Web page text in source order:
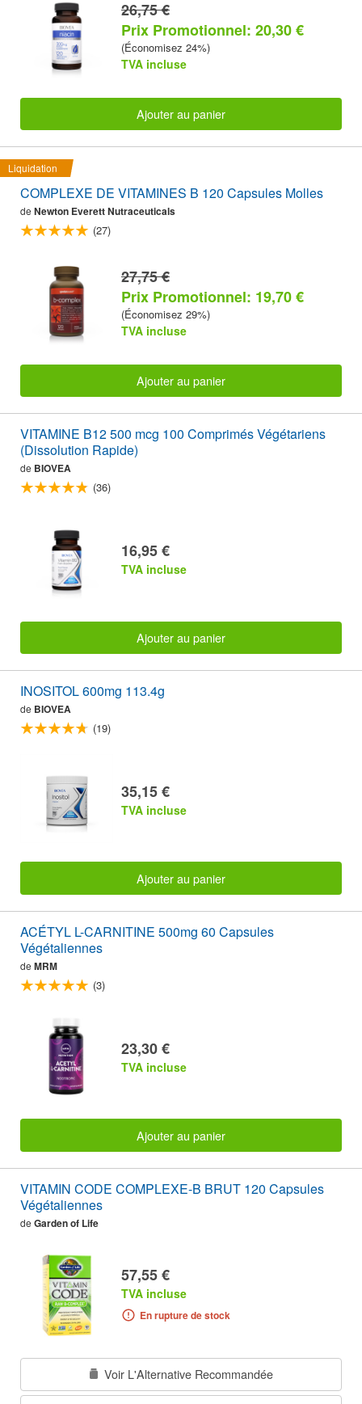
26,75 €
Prix Promotionnel: 20,30 €
(Économisez 24%)
TVA incluse
Ajouter au panier
Liquidation
COMPLEXE DE VITAMINES B 120 Capsules Molles
de Newton Everett Nutraceuticals
(27)
27,75 €
Prix Promotionnel: 19,70 €
(Économisez 29%)
TVA incluse
Ajouter au panier
VITAMINE B12 500 mcg 100 Comprimés Végétariens
(Dissolution Rapide)
de BIOVEA
(36)
16,95 €
TVA incluse
Ajouter au panier
INOSITOL 600mg 113.4g
de BIOVEA
(19)
35,15 €
TVA incluse
Ajouter au panier
ACÉTYL L-CARNITINE 500mg 60 Capsules
Végétaliennes
de MRM
(3)
23,30 €
TVA incluse
Ajouter au panier
VITAMIN CODE COMPLEXE-B BRUT 120 Capsules
Végétaliennes
de Garden of Life
57,55 €
TVA incluse
En rupture de stock
Voir L'Alternative Recommandée